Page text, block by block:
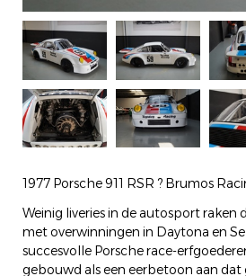
1977 Porsche 911 RSR ? Brumos
Weinig liveries in de autosport raken
met overwinningen in Daytona en
succesvolle Porsche race-
gebouwd als een eerbetoon aan